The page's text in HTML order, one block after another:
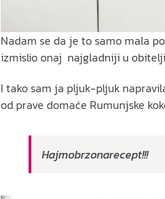
Nadam se da je to samo mala
izmislio onaj najgladniji u
I tako sam ja pljuk-pljuk
od prave domaće Rumunjske
Hajmobrzonarecept!!!